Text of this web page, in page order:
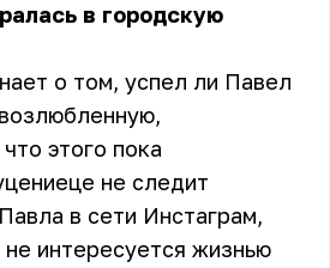
в городскую
о том, успел ли Павел
этого пока
не следит
в сети Инстаграм,
интересуется жизнью